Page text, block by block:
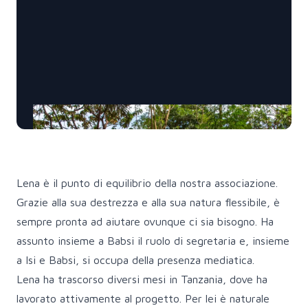
Lena è il punto di equilibrio della nostra associazione.
Grazie alla sua destrezza e alla sua natura flessibile, è
sempre pronta ad aiutare ovunque ci sia bisogno. Ha
assunto insieme a Babsi il ruolo di segretaria e, insieme
a Isi e Babsi, si occupa della presenza mediatica.
Lena ha trascorso diversi mesi in Tanzania, dove ha
lavorato attivamente al progetto. Per lei è naturale